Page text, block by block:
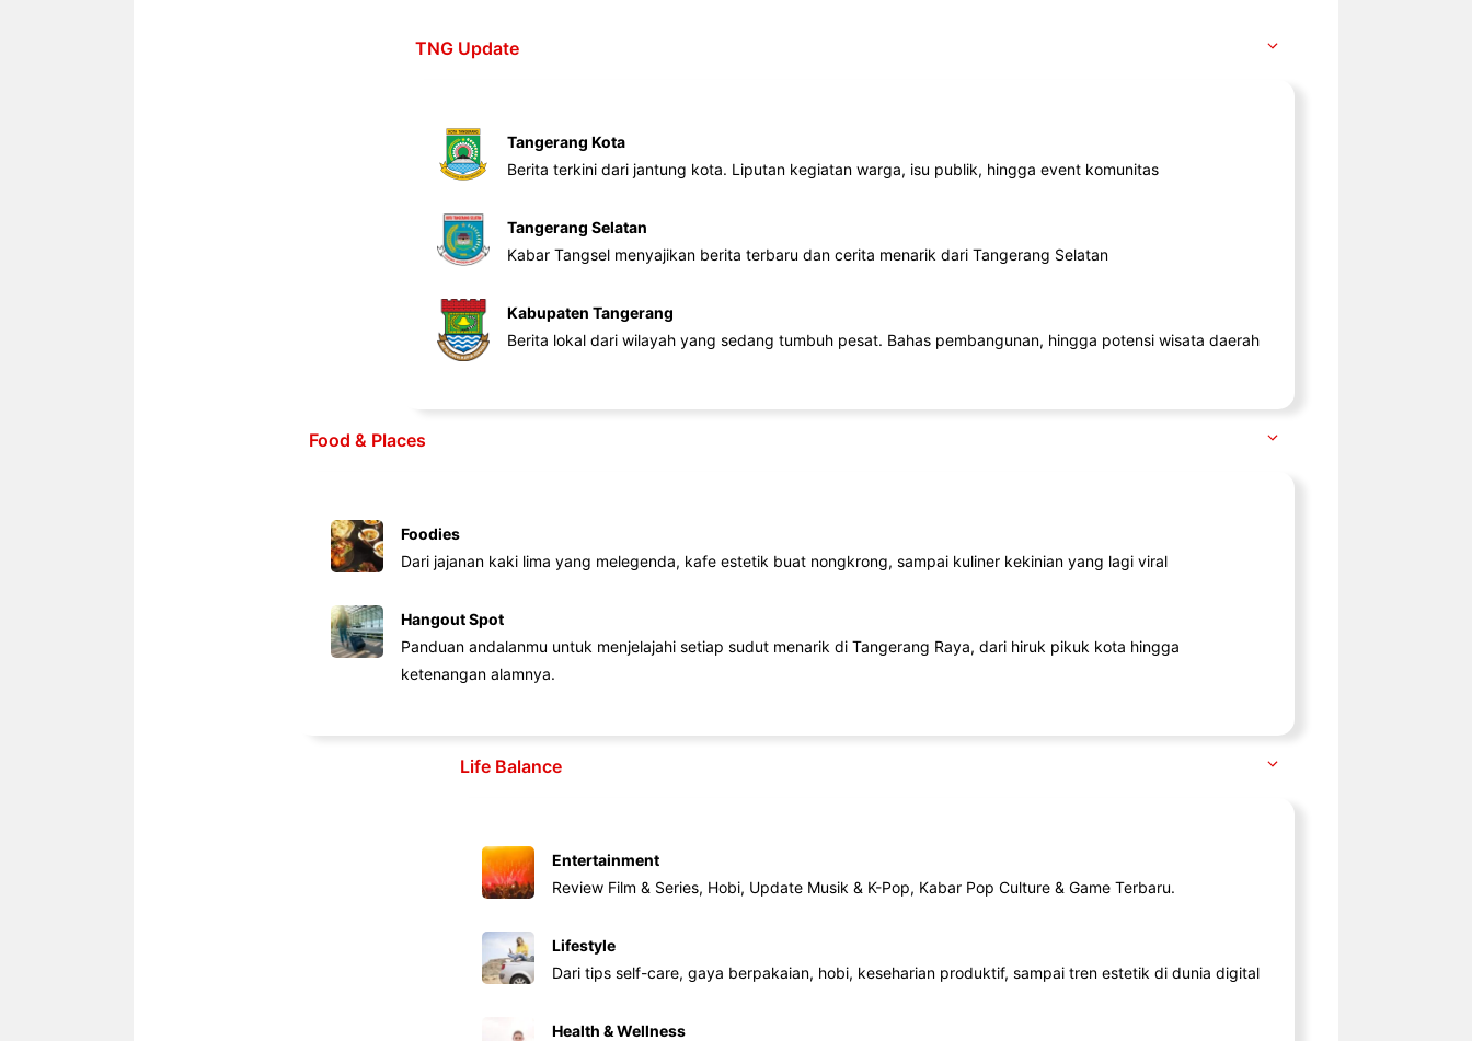
TNG Update
Tangerang Kota
Berita terkini dari jantung kota. Liputan kegiatan warga, isu publik, hingga event komunitas
Tangerang Selatan
Kabar Tangsel menyajikan berita terbaru dan cerita menarik dari Tangerang Selatan
Kabupaten Tangerang
Berita lokal dari wilayah yang sedang tumbuh pesat. Bahas pembangunan, hingga potensi wisata daerah
Food & Places
Foodies
Dari jajanan kaki lima yang melegenda, kafe estetik buat nongkrong, sampai kuliner kekinian yang lagi viral
Hangout Spot
Panduan andalanmu untuk menjelajahi setiap sudut menarik di Tangerang Raya, dari hiruk pikuk kota hingga
ketenangan alamnya.
Life Balance
Entertainment
Review Film & Series, Hobi, Update Musik & K-Pop, Kabar Pop Culture & Game Terbaru.
Lifestyle
Dari tips self-care, gaya berpakaian, hobi, keseharian produktif, sampai tren estetik di dunia digital
Health & Wellness